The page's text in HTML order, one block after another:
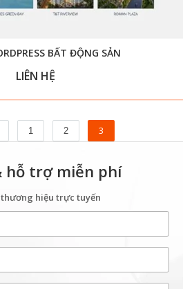
BẤT ĐỘNG SẢN
LIÊN HỆ
1 2 3
hỗ trợ miễn phí
hiệu trực tuyến